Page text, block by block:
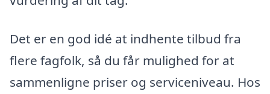
Det er en god idé at indhente tilbud fra
flere fagfolk, så du får mulighed for at
sammenligne priser og serviceniveau. Hos